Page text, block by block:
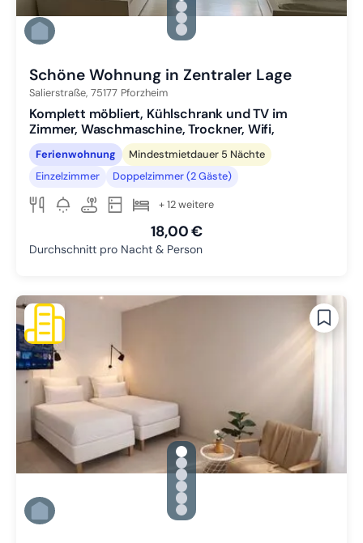
Zu Slide 1 wechseln
Zu Slide 2 wechseln
Zu Slide 3 wechseln
Zu Slide 4 wechseln
Schöne Wohnung in Zentraler Lage
Salierstraße, 75177 Pforzheim
Komplett möbliert, Kühlschrank und TV im
Zimmer, Waschmaschine, Trockner, Wifi,
Ferienwohnung
Mindestmietdauer 5 Nächte
Einzelzimmer
Doppelzimmer (2 Gäste)
+ 12 weitere
18,00 €
Durchschnitt pro Nacht & Person
gallery.slide_selector
Zu Slide 1 wechseln
Zu Slide 2 wechseln
Zu Slide 3 wechseln
Zu Slide 4 wechseln
Zu Slide 5 wechseln
Zu Slide 6 wechseln